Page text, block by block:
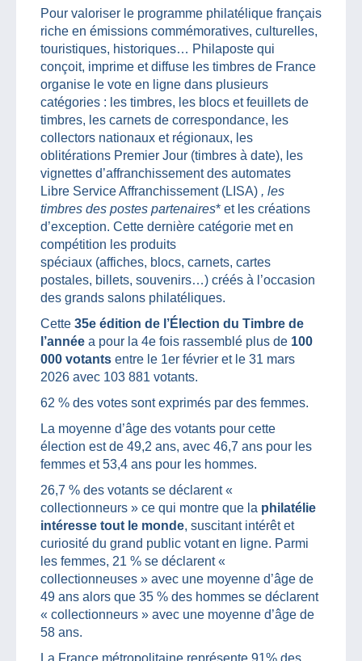
Pour valoriser le programme philatélique français
riche en émissions commémoratives, culturelles,
touristiques, historiques… Philaposte qui
conçoit, imprime et diffuse les timbres de France
organise le vote en ligne dans plusieurs
catégories : les timbres, les blocs et feuillets de
timbres, les carnets de correspondance, les
collectors nationaux et régionaux, les
oblitérations Premier Jour (timbres à date), les
vignettes d’affranchissement des automates
Libre Service Affranchissement (LISA) , les
timbres des postes partenaires* et les créations
d’exception. Cette dernière catégorie met en
compétition les produits
spéciaux (affiches, blocs, carnets, cartes
postales, billets, souvenirs…) créés à l’occasion
des grands salons philatéliques.
Cette 35e édition de l’Élection du Timbre de
l’année a pour la 4e fois rassemblé plus de 100
000 votants entre le 1er février et le 31 mars
2026 avec 103 881 votants.
62 % des votes sont exprimés par des femmes.
La moyenne d’âge des votants pour cette
élection est de 49,2 ans, avec 46,7 ans pour les
femmes et 53,4 ans pour les hommes.
26,7 % des votants se déclarent «
collectionneurs » ce qui montre que la philatélie
intéresse tout le monde, suscitant intérêt et
curiosité du grand public votant en ligne. Parmi
les femmes, 21 % se déclarent «
collectionneuses » avec une moyenne d’âge de
49 ans alors que 35 % des hommes se déclarent
« collectionneurs » avec une moyenne d’âge de
58 ans.
La France métropolitaine représente 91% des